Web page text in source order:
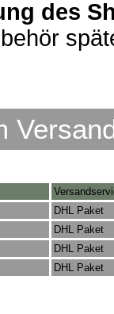
des
DHL Paket
DHL Paket
DHL Paket
DHL Paket